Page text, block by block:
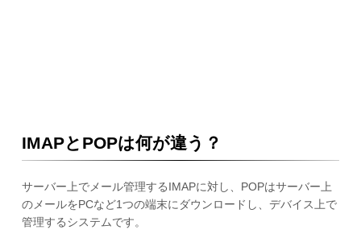
IMAPとPOPは何が違う？
サーバー上でメール管理するIMAPに対し、POPはサーバー上
のメールをPCなど1つの端末にダウンロードし、デバイス上で
管理するシステムです。